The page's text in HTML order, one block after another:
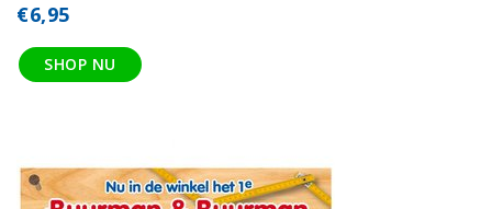
€6,95
SHOP NU